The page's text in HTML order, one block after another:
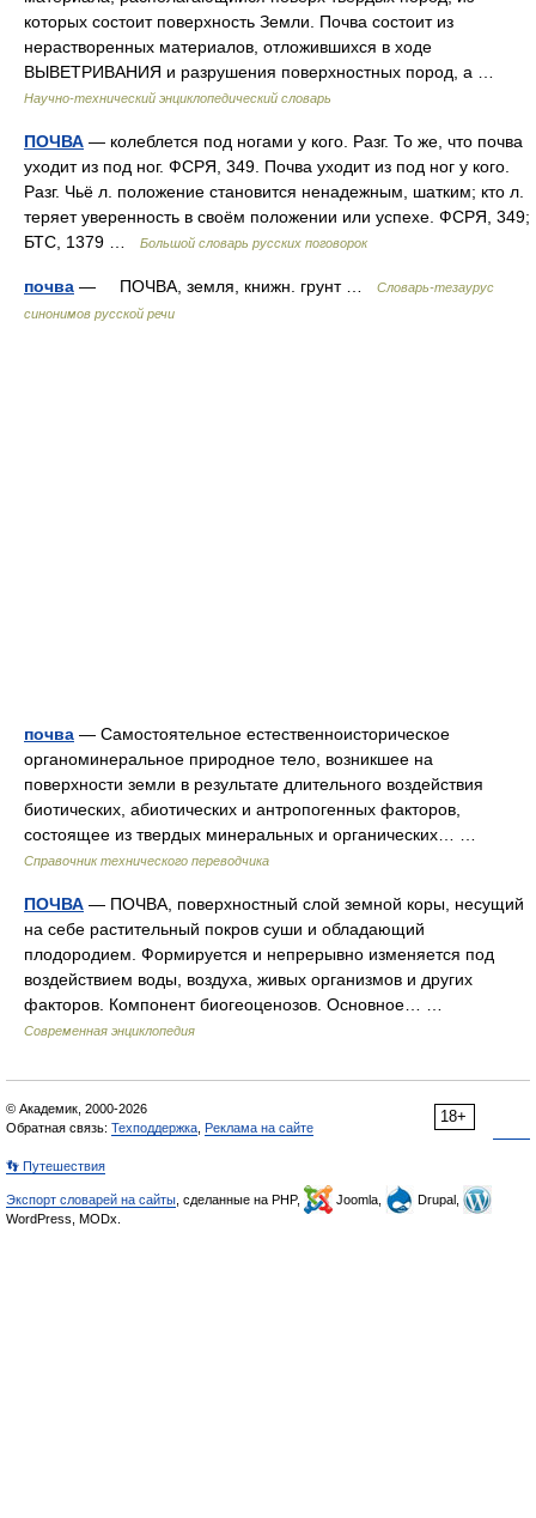
которых состоит поверхность Земли. Почва состоит из
нерастворенных материалов, отложившихся в ходе
ВЫВЕТРИВАНИЯ и разрушения поверхностных пород, а …
Научно-технический энциклопедический словарь
ПОЧВА — колеблется под ногами у кого. Разг. То же, что почва
уходит из под ног. ФСРЯ, 349. Почва уходит из под ног у кого.
Разг. Чьё л. положение становится ненадежным, шатким; кто л.
теряет уверенность в своём положении или успехе. ФСРЯ, 349;
БТС, 1379 …
Большой словарь русских поговорок
почва — ПОЧВА, земля, книжн. грунт …
Словарь-тезаурус
синонимов русской речи
почва — Самостоятельное естественноисторическое
органоминеральное природное тело, возникшее на
поверхности земли в результате длительного воздействия
биотических, абиотических и антропогенных факторов,
состоящее из твердых минеральных и органических… …
Справочник технического переводчика
ПОЧВА — ПОЧВА, поверхностный слой земной коры, несущий
на себе растительный покров суши и обладающий
плодородием. Формируется и непрерывно изменяется под
воздействием воды, воздуха, живых организмов и других
факторов. Компонент биогеоценозов. Основное… …
Современная энциклопедия
18+
© Академик, 2000-2026
Обратная связь: Техподдержка Реклама на сайте
👣 Путешествия
Экспорт словарей на сайты , сделанные на PHP, Joomla,
Drupal,
WordPress, MODx.